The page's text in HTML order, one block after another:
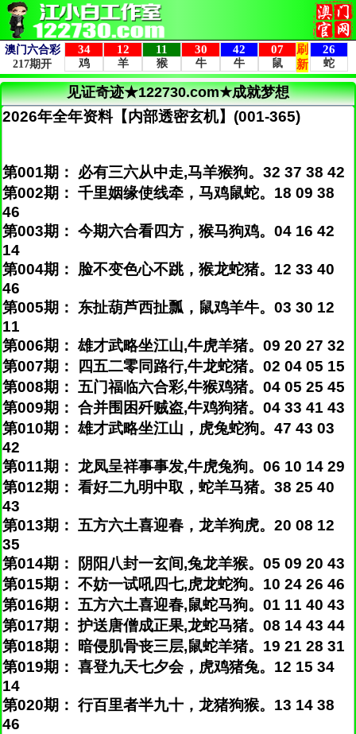
见证奇迹★122730.com★成就梦想
2026年全年资料【内部透密玄机】(001-365)
第001期： 必有三六从中走,马羊猴狗。32 37 38 42
第002期： 千里姻缘使线牵，马鸡鼠蛇。18 09 38
46
第003期： 今期六合看四方，猴马狗鸡。04 16 42
14
第004期： 脸不变色心不跳，猴龙蛇猪。12 33 40
46
第005期： 东扯葫芦西扯瓢，鼠鸡羊牛。03 30 12
11
第006期： 雄才武略坐江山,牛虎羊猪。09 20 27 32
第007期： 四五二零同路行,牛龙蛇猪。02 04 05 15
第008期： 五门福临六合彩,牛猴鸡猪。04 05 25 45
第009期： 合并围困歼贼盗,牛鸡狗猪。04 33 41 43
第010期： 雄才武略坐江山，虎兔蛇狗。47 43 03
42
第011期： 龙凤呈祥事事发,牛虎兔狗。06 10 14 29
第012期： 看好二九明中取，蛇羊马猪。38 25 40
43
第013期： 五方六土喜迎春，龙羊狗虎。20 08 12
35
第014期： 阴阳八封一玄间,兔龙羊猴。05 09 20 43
第015期： 不妨一试吼四七,虎龙蛇狗。10 24 26 46
第016期： 五方六土喜迎春,鼠蛇马狗。01 11 40 43
第017期： 护送唐僧成正果,龙蛇马猪。08 14 43 44
第018期： 暗侵肌骨丧三层,鼠蛇羊猪。19 21 28 31
第019期： 喜登九天七夕会，虎鸡猪兔。12 15 34
14
第020期： 行百里者半九十，龙猪狗猴。13 14 38
46